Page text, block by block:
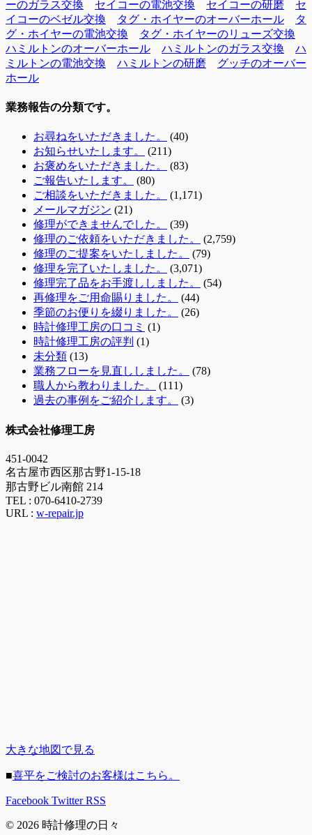
ーのガラス交換
セイコーの電池交換 セイコーの研磨
セ
イコーのベゼル交換
タグ・ホイヤーのオーバーホール
タ
グ・ホイヤーの電池交換
タグ・ホイヤーのリューズ交換
ハミルトンのオーバーホール
ハミルトンのガラス交換
ハ
ミルトンの電池交換
ハミルトンの研磨
グッチのオーバー
ホール
業務報告の分類です。
お尋ねをいただきました。
(40)
お知らせいたします。
(211)
お褒めをいただきました。
(83)
ご報告いたします。
(80)
ご相談をいただきました。
(1,171)
メールマガジン (21)
修理ができませんでした。
(39)
修理のご依頼をいただきました。
(2,759)
修理のご提案をいたしました。
(79)
修理を完了いたしました。
(3,071)
修理完了品をお手渡ししました。
(54)
再修理をご用命賜りました。
(44)
季節のお便りを綴りました。
(26)
時計修理工房の口コミ (1)
時計修理工房の評判 (1)
未分類 (13)
業務フローを見直ししました。
(78)
職人から教わりました。
(111)
過去の事例をご紹介します。
(3)
株式会社修理工房
451-0042
名古屋市西区那古野1-15-18
那古野ビル南館 214
TEL : 070-6410-2739
URL : w-repair.jp
大きな地図で見る
■喜平をご検討のお客様はこちら。
Facebook Twitter RSS
© 2026 時計修理の日々